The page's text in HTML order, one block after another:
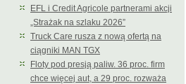
EFL i Credit Agricole partnerami akcji
„Strażak na szlaku 2026”
Truck Care rusza z nową ofertą na
ciągniki MAN TGX
Floty pod presją paliw. 36 proc. firm
chce więcej aut, a 29 proc. rozważa